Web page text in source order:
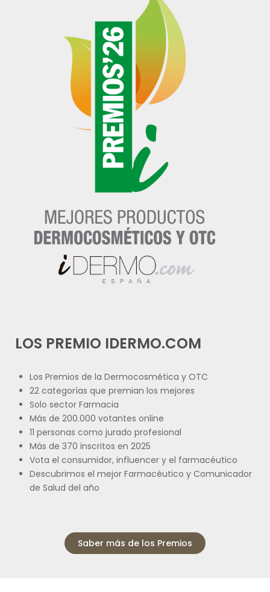
LOS PREMIO IDERMO.COM
Los Premios de la Dermocosmética y OTC
22 categorías que premian los mejores
Solo sector Farmacia
Más de 200.000 votantes online
11 personas como jurado profesional
Más de 370 inscritos en 2025
Vota el consumidor, influencer y el farmacéutico
Descubrimos el mejor Farmacéutico y Comunicador
de Salud del año
Saber más de los Premios